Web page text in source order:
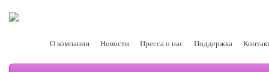
О компании Новости Пресса о нас Поддержка